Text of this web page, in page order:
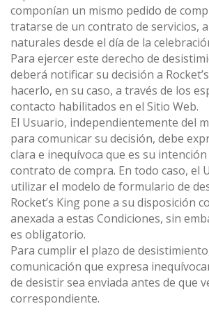
componían un mismo pedido de
tratarse de un contrato de servicios,
naturales desde el día de la
Para ejercer este derecho de
deberá notificar su decisión a
hacerlo, en su caso, a través de los
contacto habilitados en el Sitio Web.
El Usuario, independientemente del
para comunicar su decisión, debe
clara e inequívoca que es su
contrato de compra. En todo caso, el
utilizar el modelo de formulario de
Rocket’s King pone a su disposición
anexada a estas Condiciones, sin
es obligatorio.
Para cumplir el plazo de
comunicación que expresa
de desistir sea enviada antes de que
correspondiente.